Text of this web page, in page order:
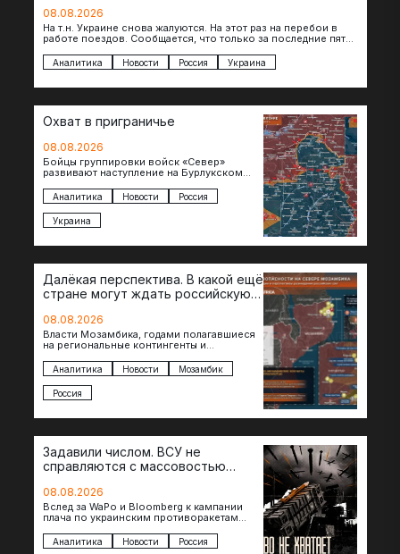
08.08.2026
На т.н. Украине снова жалуются. На этот раз на перебои в
работе поездов. Сообщается, что только за последние пять
Аналитика Новости Россия Украина
Охват в приграничье
08.08.2026
Бойцы группировки войск «Север»
развивают наступление на Бурлукском
теснят противника сразу на нескольких
участках, создавая угрозу охвата…
Аналитика Новости Россия
Украина
Далёкая перспектива. В какой ещё
стране могут ждать российскую
08.08.2026
Власти Мозамбика, годами полагавшиеся
на региональные контингенты и
обращаются к российской стороне за
консультациями в…
Аналитика Новости Мозамбик
Россия
Задавили числом. ВСУ не
справляются с массовостью
08.08.2026
Вслед за WaPo и Bloomberg к кампании
плача по украинским противоракетам
Там, ссылаясь на сотрудников…
Аналитика Новости Россия